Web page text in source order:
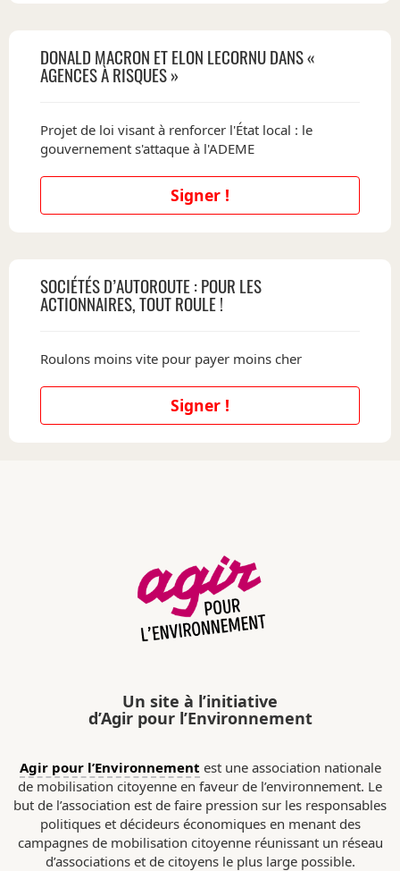
DONALD MACRON ET ELON LECORNU DANS «
AGENCES À RISQUES »
Projet de loi visant à renforcer l'État local : le
gouvernement s'attaque à l'ADEME
Signer !
SOCIÉTÉS D’AUTOROUTE : POUR LES
ACTIONNAIRES, TOUT ROULE !
Roulons moins vite pour payer moins cher
Signer !
Un site à l’initiative
d’Agir pour l’Environnement
Agir pour l’Environnement est une association nationale
de mobilisation citoyenne en faveur de l’environnement. Le
but de l’association est de faire pression sur les responsables
politiques et décideurs économiques en menant des
campagnes de mobilisation citoyenne réunissant un réseau
d’associations et de citoyens le plus large possible.